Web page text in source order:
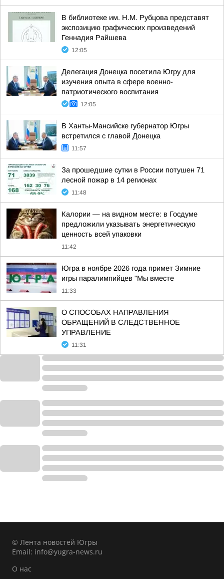
В библиотеке им. Н.М. Рубцова представят
экспозицию графических произведений
Геннадия Райшева
12:05
Делегация Донецка посетила Югру для
изучения опыта в сфере военно-
патриотического воспитания
12:05
В Ханты-Мансийске губернатор Югры
встретился с главой Донецка
11:57
За прошедшие сутки в России потушен 71
лесной пожар в 14 регионах
11:48
Калории — на видном месте: в Госдуме
предложили указывать энергетическую
ценность всей упаковки
11:42
Югра в ноябре 2026 года примет Зимние
игры паралимпийцев "Мы вместе
11:33
О СПОСОБАХ НАПРАВЛЕНИЯ
ОБРАЩЕНИЙ В СЛЕДСТВЕННОЕ
УПРАВЛЕНИЕ
11:31
© Лента новостей Югры
Email: info@yugra-news.ru
О нас